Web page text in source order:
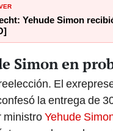
Yehude Simon
Simon en
El
la entrega de
ministroYehude